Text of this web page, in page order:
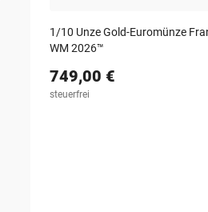
1/10 Unze Gold-Euromünze
WM 2026™
749,00 €
steuerfrei